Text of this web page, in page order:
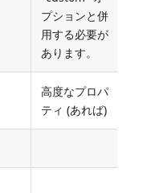
プションと併
用する必要が
あります。
高度なプロパ
ティ (あれば)